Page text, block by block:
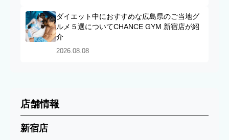
ダイエット中におすすめな広島県のご当地グ
ルメ５選についてCHANCE GYM 新宿店が紹
介
2026.08.08
店舗情報
新宿店